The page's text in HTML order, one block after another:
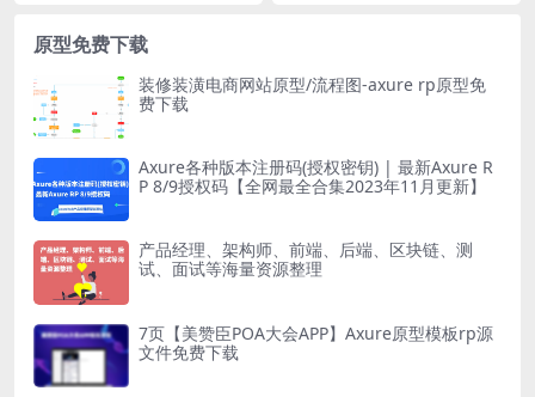
原型免费下载
装修装潢电商网站原型/流程图-axure rp原型免
费下载
Axure各种版本注册码(授权密钥) | 最新Axure R
P 8/9授权码【全网最全合集2023年11月更新】
产品经理、架构师、前端、后端、区块链、测
试、面试等海量资源整理
7页【美赞臣POA大会APP】Axure原型模板rp源
文件免费下载